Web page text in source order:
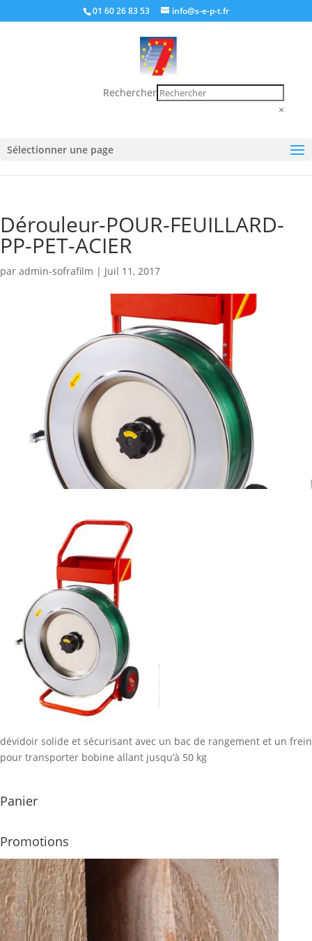
01 60 26 83 53 info@s-e-p-t.fr
Rechercher
×
Sélectionner une page
Dérouleur-POUR-FEUILLARD-
PP-PET-ACIER
par admin-sofrafilm | Juil 11, 2017
dévidoir solide et sécurisant avec un bac de rangement et un frein
pour transporter bobine allant jusqu’à 50 kg
Panier
Promotions